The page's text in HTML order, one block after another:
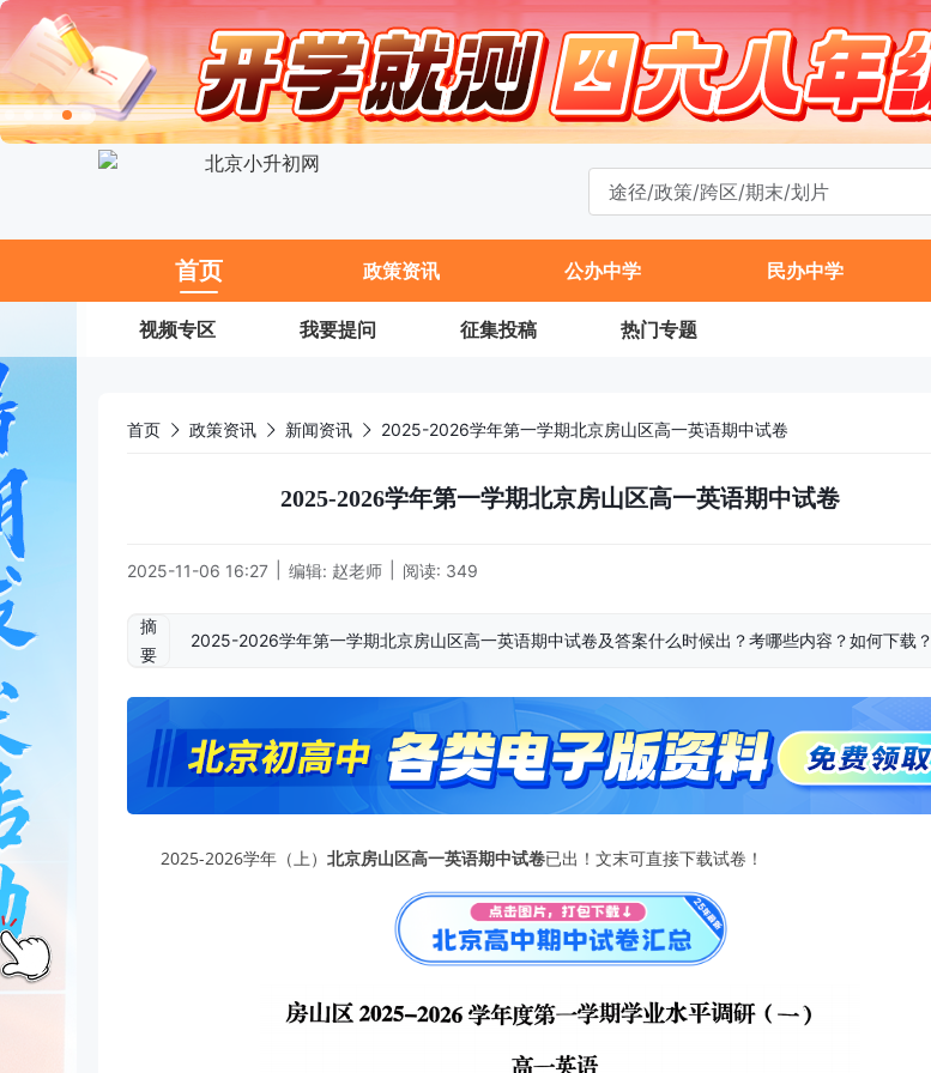
首页 政策资讯 公办中学 民办中学
视频专区 我要提问 征集投稿 热门专题
首页 政策资讯 新闻资讯 2025-2026学年第一学期北京房山区高一英语期中试卷
2025-2026学年第一学期北京房山区高一英语期中试卷
2025-11-06 16:27 编辑: 赵老师 阅读: 349
摘
要
2025-2026学年第一学期北京房山区高一英语期中试卷及答案什么时候出？考哪些内容？如何下载？
2025-2026学年（上） 北京房山区高一英语期中试卷已出！文末可直接下载试卷！